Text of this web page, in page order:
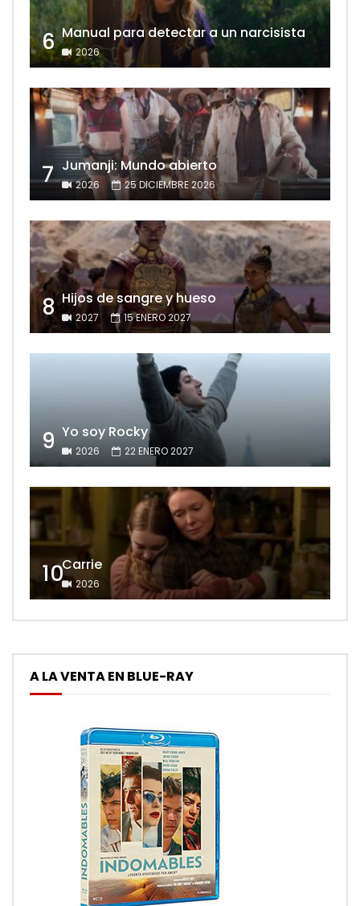
6 Manual para detectar a un narcisista
2026
7 Jumanji: Mundo abierto
2026 25 DICIEMBRE 2026
8 Hijos de sangre y hueso
2027 15 ENERO 2027
9 Yo soy Rocky
2026 22 ENERO 2027
10Carrie
2026
A LA VENTA EN BLUE-RAY